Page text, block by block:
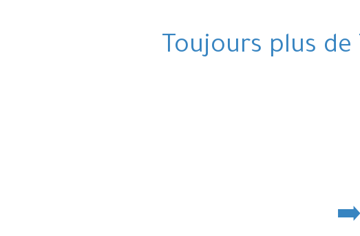
Toujours plus
➡️